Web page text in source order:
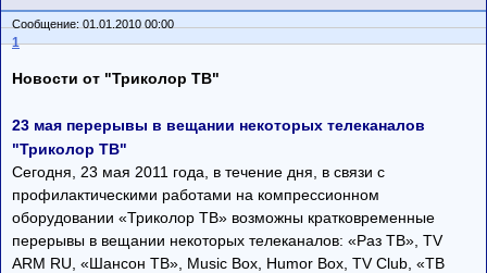
Сообщение: 01.01.2010 00:00
1
Новости от "Триколор ТВ"
23 мая перерывы в вещании некоторых телеканалов
"Триколор ТВ"
Сегодня, 23 мая 2011 года, в течение дня, в связи с
профилактическими работами на компрессионном
оборудовании «Триколор ТВ» возможны кратковременные
перерывы в вещании некоторых телеканалов: «Раз ТВ», TV
ARM RU, «Шансон ТВ», Music Box, Humor Box, TV Club, «ТВ